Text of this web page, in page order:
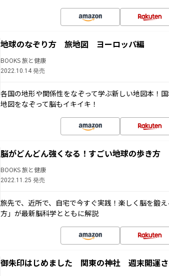
地球のなぞり方 旅地図 ヨーロッパ編
BOOKS 旅と健康
2022.10.14 発売
各国の地形や関係性をなぞって学ぶ新しい地図本！
地図をなぞって脳もイキイキ！
脳がどんどん強くなる！すごい地球の歩き方
BOOKS 旅と健康
2022.11.25 発売
旅先で、近所で、自宅で今すぐ実践！楽しく脳を鍛
方」が最新脳科学とともに解説
御朱印はじめました 関東の神社 週末開運